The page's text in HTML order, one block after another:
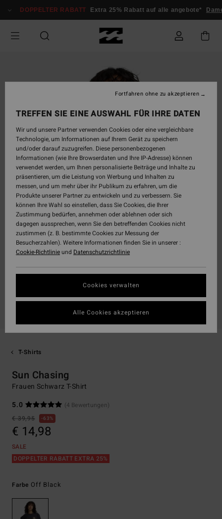
zur
springen
DOPPELTER RABATT Extra 25% Rabatt auf alle angebote*
T-Shirts
Sun Chasing
Frauen Schwarz T-Shirt
5.0
(4 Bewertungen)
€ 39,95
63%
€ 14,98
SALE
DOPPELTER RABATT EXTRA 25%
Farbe Off Black
TREFFEN SIE EINE AUSWAHL FÜR IHRE DATEN
Wir und unsere Partner verwenden Cookies oder eine vergleichbare
Technologie, um Informationen auf Ihrem Gerät zu speichern
und/oder darauf zuzugreifen. Diese personenbezogenen
Informationen (wie Ihre Browserdaten und Ihre IP-Adresse) können
verwendet werden, um Ihnen personalisierte Beiträge und Inhalte zu
präsentieren, um die Leistung von Werbung und Inhalten zu
messen, und um mehr über ihr Publikum zu erfahren, um die
Produkte unserer Partner zu entwickeln und zu verbessern. Sie
können Ihre Wahl so einstellen, dass Sie Cookies, die Ihrer
Zustimmung bedürfen, annehmen oder ablehnen oder sich
dagegen aussprechen, wenn Sie den betreffenden Cookies nicht
zustimmen (z. B. bestimmte Cookies zur Messung der
Besucherzahlen). Weitere Informationen finden Sie in unserer :
Cookie-Richtlinieund Datenschutzrichtlinie
Cookies verwalten
Fortfahren ohne zu akzeptieren
Alle Cookies akzeptieren